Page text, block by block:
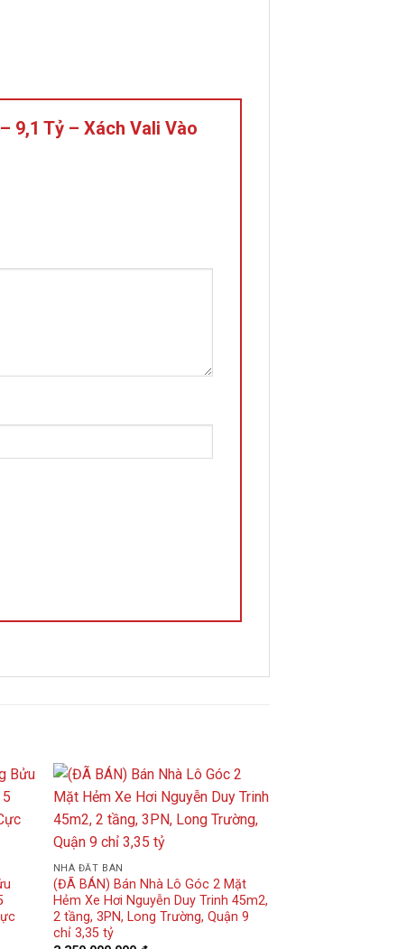
9,1 Tỷ – Xách Vali Vào
NHÀ ĐẤT BÁN
(ĐÃ BÁN) Bán Nhà Lô Góc 2 Mặt
Hẻm Xe Hơi Nguyễn Duy Trinh 45m2,
2 tầng, 3PN, Long Trường, Quận 9
chỉ 3,35 tỷ